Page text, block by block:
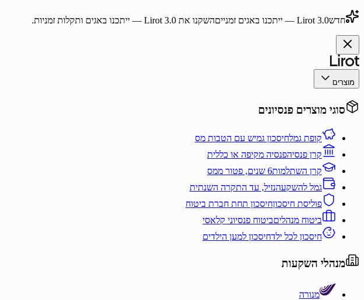
חדשLirot 3.0 — ייתכנו באגים זמנייםהשקנו את Lirot 3.0 — ייתכנו באגים ותקלות זמניות.
מוצרים
סוגי מוצרים פנסיונים
קופת גמלחיסכון גמיש עם הטבות מס
קרן פנסיהפנסיה מקיפה או כללית
קרן השתלמות6 שנים, פטור ממס
גמל להשקעהנזיל, עד התקרה השנתית
פוליסת חיסכוןחיסכון תחת חברת ביטוח
ביטוח מנהליםביטוח פנסיוני קלאסי
חיסכון לכל ילדחיסכון למען הילדים
מנהלי השקעות
מנורה